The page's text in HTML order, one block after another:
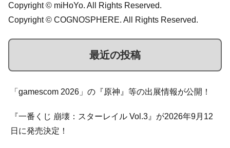
Copyright © miHoYo. All Rights Reserved.
Copyright © COGNOSPHERE. All Rights Reserved.
最近の投稿
「gamescom 2026」の『原神』等の出展情報が公開！
『一番くじ 崩壊：スターレイル Vol.3』が2026年9月12
日に発売決定！